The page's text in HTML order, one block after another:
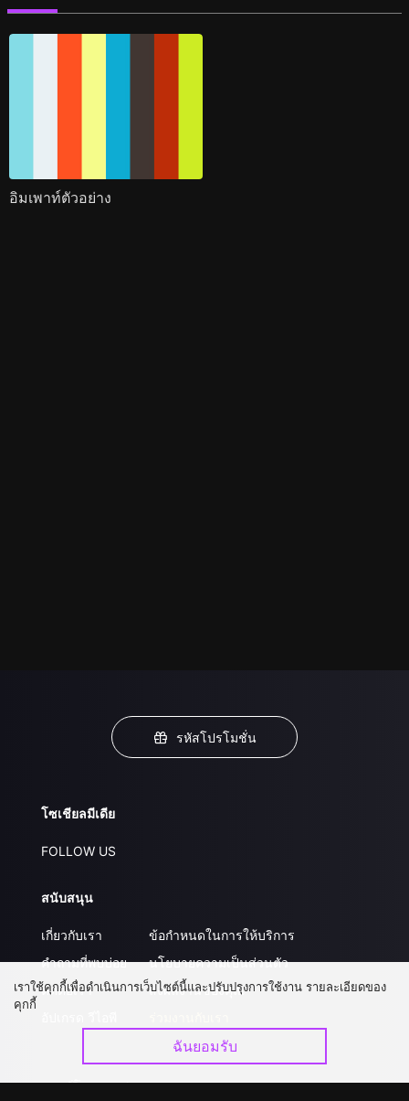
อิมเพาท์ตัวอย่าง
รหัสโปรโมชั่น
โซเชียลมีเดีย
FOLLOW US
สนับสนุน
เกี่ยวกับเรา
คำถามที่พบบ่อย
ติดต่อเรา
ข้อกำหนดในการให้บริการ
นโยบายความเป็นส่วนตัว
ส่งผลงานของคุณ
ดาวน์โหลดแอป
เราใช้คุกกี้เพื่อดำเนินการเว็บไซต์นี้และปรับปรุงการใช้งาน รายละเอียดของ
คุกกี้
ฉันยอมรับ